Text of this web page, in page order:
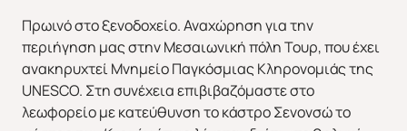
Πρωινό στο ξενοδοχείο. Αναχώρηση για την
περιήγηση μας στην Μεσαιωνική πόλη Τουρ, που έχει
ανακηρυχτεί Μνημείο Παγκόσμιας Κληρονομιάς της
UNESCO. Στη συνέχεια επιβιβαζόμαστε στο
λεωφορείο με κατεύθυνση το κάστρο Σενονσώ το